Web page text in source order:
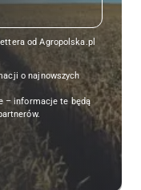
od Agropolska.pl
o najnowszych
– informacje te będą